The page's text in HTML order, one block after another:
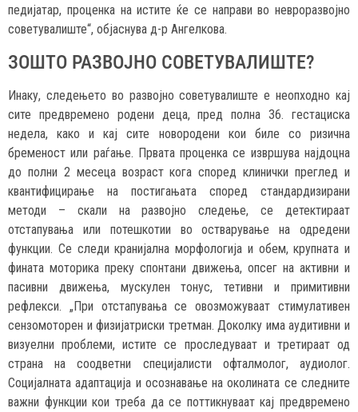
педијатар, проценка на истите ќе се направи во невроразвојно
советувалиште“, објаснува д-р Ангелкова.
ЗОШТО РАЗВОЈНО СОВЕТУВАЛИШТЕ?
Инаку, следењето во развојно советувалиште е неопходно кај
сите предвремено родени деца, пред полна 36. гестациска
недела, како и кај сите новородени кои биле со ризична
бременост или раѓање. Првата проценка се извршува најдоцна
до полни 2 месеца возраст кога според клинички преглед и
квантифицирање на постигањата според стандардизирани
методи – скали на развојно следење, се детектираат
отстапувања или потешкотии во остварување на одредени
функции. Се следи кранијална морфологија и обем, крупната и
фината моторика преку спонтани движења, опсег на активни и
пасивни движења, мускулен тонус, тетивни и примитивни
рефлекси. „При отстапувања се овозможуваат стимулативен
сензомоторен и физијатриски третман. Доколку има аудитивни и
визуелни проблеми, истите се проследуваат и третираат од
страна на соодветни специјалисти офталмолог, аудиолог.
Социјалната адаптација и осознавање на околината се следните
важни функции кои треба да се поттикнуваат кај предвремено